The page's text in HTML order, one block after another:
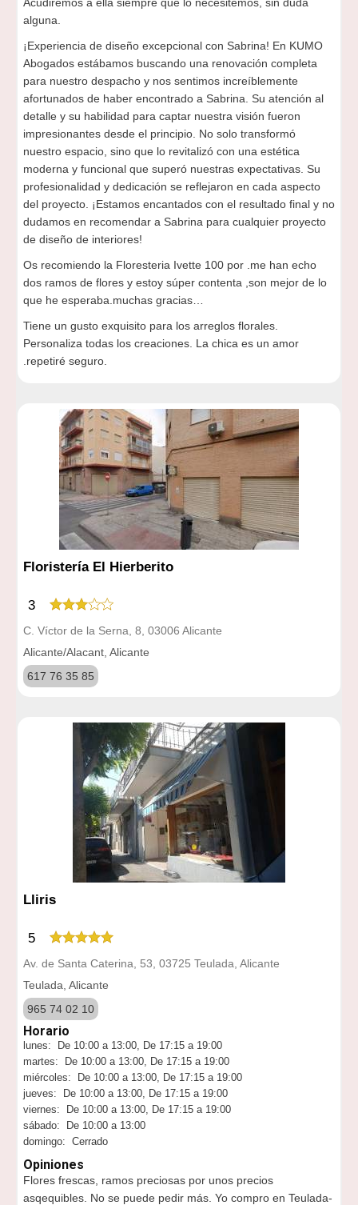
alguna.
¡Experiencia de diseño excepcional con Sabrina! En KUMO
Abogados estábamos buscando una renovación completa
para nuestro despacho y nos sentimos increíblemente
afortunados de haber encontrado a Sabrina. Su atención al
detalle y su habilidad para captar nuestra visión fueron
impresionantes desde el principio. No solo transformó
nuestro espacio, sino que lo revitalizó con una estética
moderna y funcional que superó nuestras expectativas. Su
profesionalidad y dedicación se reflejaron en cada aspecto
del proyecto. ¡Estamos encantados con el resultado final y no
dudamos en recomendar a Sabrina para cualquier proyecto
de diseño de interiores!
Os recomiendo la Floresteria Ivette 100 por .me han echo
dos ramos de flores y estoy súper contenta ,son mejor de lo
que he esperaba.muchas gracias…
Tiene un gusto exquisito para los arreglos florales.
Personaliza todas los creaciones. La chica es un amor
.repetiré seguro.
Floristería El Hierberito
3
C. Víctor de la Serna, 8, 03006 Alicante
Alicante/Alacant, Alicante
617 76 35 85
Lliris
5
Av. de Santa Caterina, 53, 03725 Teulada, Alicante
Teulada, Alicante
965 74 02 10
Horario
lunes: De 10:00 a 13:00, De 17:15 a 19:00
martes: De 10:00 a 13:00, De 17:15 a 19:00
miércoles: De 10:00 a 13:00, De 17:15 a 19:00
jueves: De 10:00 a 13:00, De 17:15 a 19:00
viernes: De 10:00 a 13:00, De 17:15 a 19:00
sábado: De 10:00 a 13:00
domingo: Cerrado
Opiniones
Flores frescas, ramos preciosas por unos precios
asqequibles. No se puede pedir más. Yo compro en Teulada-